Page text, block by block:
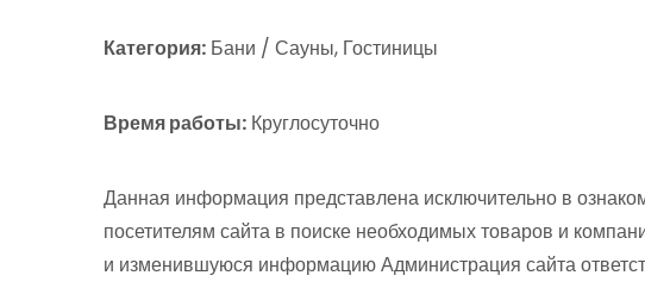
Категория: Бани / Сауны, Гостиницы
Время работы: Круглосуточно
Данная информация представлена исключительно в
посетителям сайта в поиске необходимых товаров и
и изменившуюся информацию Администрация сайта